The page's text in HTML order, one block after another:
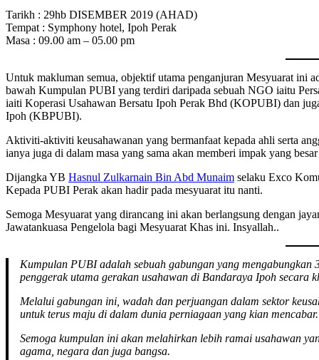
Tarikh : 29hb DISEMBER 2019 (AHAD)
Tempat : Symphony hotel, Ipoh Perak
Masa : 09.00 am – 05.00 pm
Untuk makluman semua, objektif utama penganjuran Mesyuarat ini
bawah Kumpulan PUBI yang terdiri daripada sebuah NGO iaitu
iaiti Koperasi Usahawan Bersatu Ipoh Perak Bhd (KOPUBI) dan
Ipoh (KBPUBI).
Aktiviti-aktiviti keusahawanan yang bermanfaat kepada ahli serta
ianya juga di dalam masa yang sama akan memberi impak yang
Dijangka YB Hasnul Zulkarnain Bin Abd Munaim selaku Exco
Kepada PUBI Perak akan hadir pada mesyuarat itu nanti.
Semoga Mesyuarat yang dirancang ini akan berlangsung dengan
Jawatankuasa Pengelola bagi Mesyuarat Khas ini. Insyallah..
Kumpulan PUBI adalah sebuah gabungan yang
penggerak utama gerakan usahawan di Bandaraya Ipoh secara
Melalui gabungan ini, wadah dan perjuangan dalam sektor
untuk terus maju di dalam dunia perniagaan yang kian mencabar.
Semoga kumpulan ini akan melahirkan lebih ramai usahawan
agama, negara dan juga bangsa.